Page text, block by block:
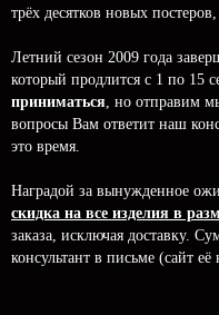
трёх десятков новых
Летний сезон 2009 года
который продлится с 1 по 15
приниматься, но отправим
вопросы Вам ответит наш
это время.
Наградой за вынужденное
скидка на все изделия в
заказа, исключая доставку.
консультант в письме (сайт